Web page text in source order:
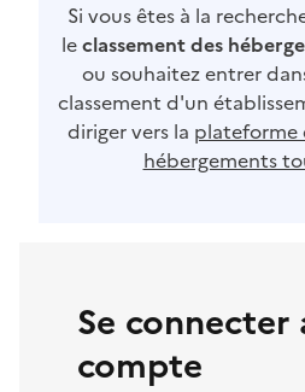
Si vous êtes à la
leclassement des
ou souhaitez entrer
classement d'un
diriger vers la plateforme
hébergements
Se connecter
compte